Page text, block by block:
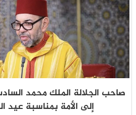
صاحب الجلالة الملك محمد
إلى الأمة بمناسبة عيد